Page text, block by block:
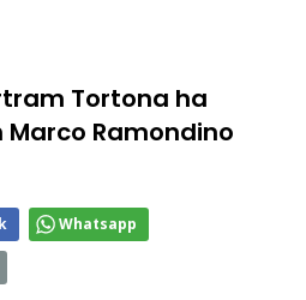
Tortona ha
Ramondino
Whatsapp